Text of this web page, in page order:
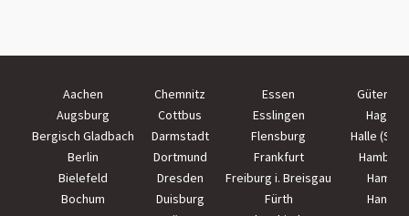
Aachen Chemnitz Essen
Augsburg
Cottbus Esslingen
Hagen
Bergisch Gladbach
Darmstadt Flensburg
Halle
Berlin
Dortmund Frankfurt
Hamburg
Bielefeld
Dresden Freiburg i. Breisgau
Hamm
Bochum
Duisburg Fürth
Hanau